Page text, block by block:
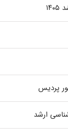
پردیس
ارشد